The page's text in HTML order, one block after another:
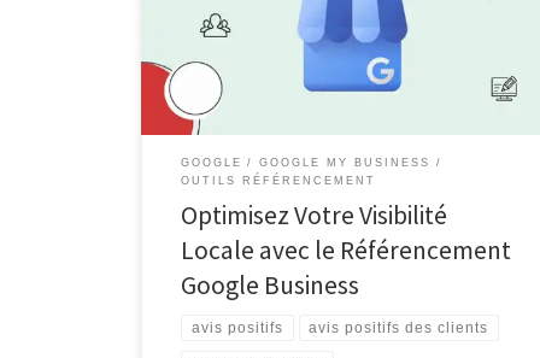
cherchant à attirer des clients potentiels. Le
référencement Google Business est un outil puissant
qui permet d’améliorer la visibilité de votre entreprise
sur le moteur de recherche […]
GOOGLE
GOOGLE MY BUSINESS
OUTILS RÉFÉRENCEMENT
Optimisez Votre Visibilité
Locale avec le Référencement
Google Business
avis positifs avis positifs des clients